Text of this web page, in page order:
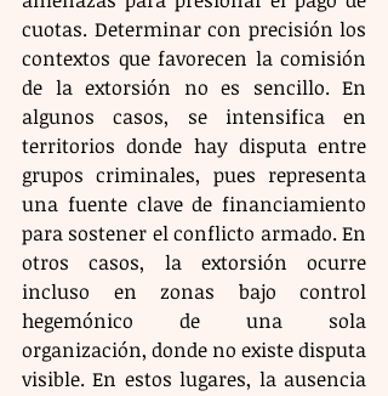
cuotas. Determinar con precisión los
contextos que favorecen la comisión
de la extorsión no es sencillo. En
algunos casos, se intensifica en
territorios donde hay disputa entre
grupos criminales, pues representa
una fuente clave de financiamiento
para sostener el conflicto armado. En
otros casos, la extorsión ocurre
incluso en zonas bajo control
hegemónico de una sola
organización, donde no existe disputa
visible. En estos lugares, la ausencia